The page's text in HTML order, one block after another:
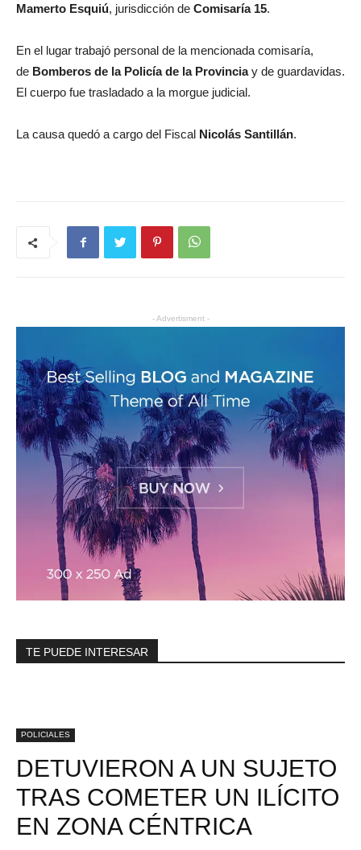
Mamerto Esquiú, jurisdicción de Comisaría 15.
En el lugar trabajó personal de la mencionada comisaría,
de Bomberos de la Policía de la Provinciay de guardavidas.
El cuerpo fue trasladado a la morgue judicial.
La causa quedó a cargo del Fiscal Nicolás Santillán.
- Advertisment -
TE PUEDE INTERESAR